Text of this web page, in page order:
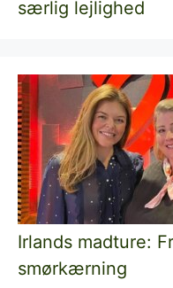
særlig lejlighed
Irlands madture:
smørkærning